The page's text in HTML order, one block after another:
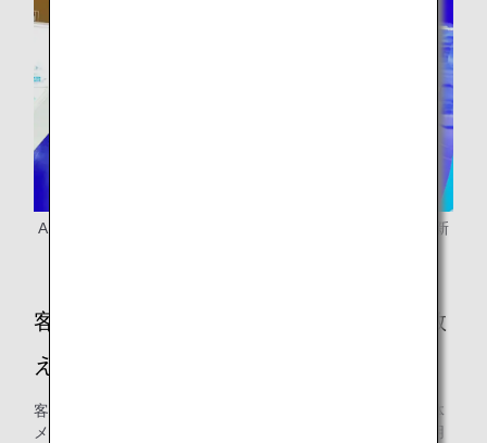
ANA整備センターの市川さん（中央）、國武さん（左）、新
客室カーテン再生利用の導入の苦労話を教
えてください。
客室カーテンの修理再生に向けて、私たち整備部門では機体
メーカーとの調整、整備士が使用する手順書の作成、修理用